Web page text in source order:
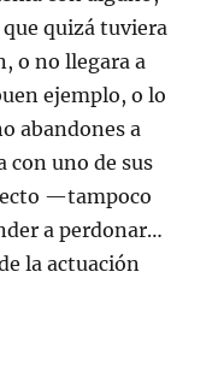
quizá tuviera
o no llegara a
ejemplo, o lo
abandones a
con uno de sus
—tampoco
a perdonar…
la actuación